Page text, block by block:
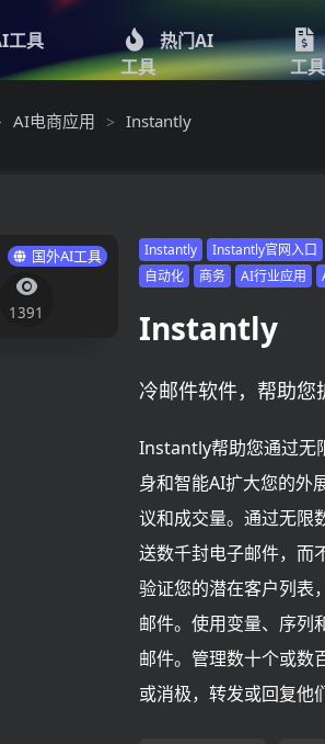
工具
热门AI
工具
工具
AI电商应用 > Instantly
国外AI工具
1391
Instantly Instantly官网入口
自动化
商务 AI行业应用
Instantly
冷邮件软件，帮助您
Instantly帮助您通过无
身和智能AI扩大您的外
议和成交量。通过无限
送数千封电子邮件，而
验证您的潜在客户列表
邮件。使用变量、序列
邮件。管理数十个或数
或消极，转发或回复他